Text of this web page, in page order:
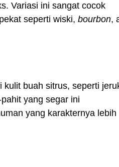
Variasi ini sangat cocok
seperti wiski, bourbon,
buah sitrus, seperti
yang segar ini
yang karakternya lebih